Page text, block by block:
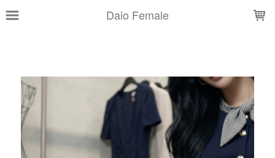
Daio Female